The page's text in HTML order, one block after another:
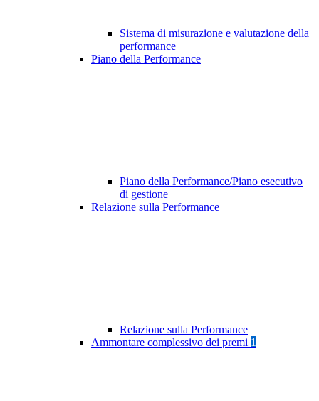
Sistema di misurazione e valutazione della
performance
Piano della Performance
Piano della Performance/Piano esecutivo
di gestione
Relazione sulla Performance
Relazione sulla Performance
Ammontare complessivo dei premi 1